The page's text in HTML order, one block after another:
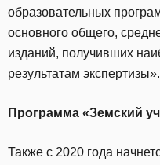
образовательных
основного общего,
изданий, получивших
результатам экспертизы».
Программа «Земский
Также с 2020 года